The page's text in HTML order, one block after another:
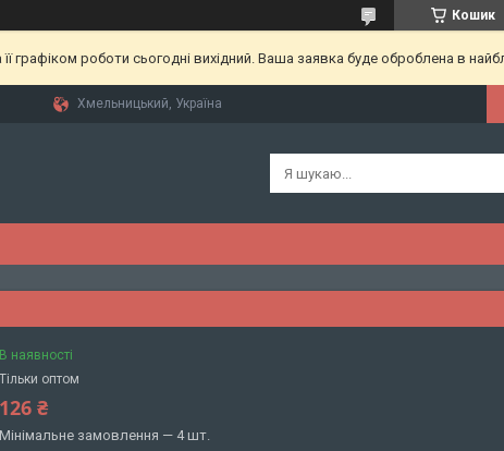
Кошик
роботи сьогодні вихідний. Ваша заявка буде оброблена в
Хмельницький, Україна
В наявності
Тільки оптом
126 ₴
Мінімальне замовлення — 4 шт.